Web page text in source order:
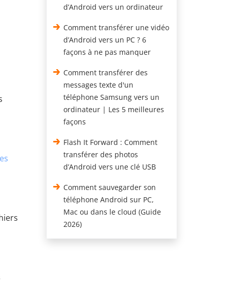
d’Android vers un ordinateur
Comment transférer une vidéo
d’Android vers un PC ? 6
façons à ne pas manquer
Comment transférer des
messages texte d'un
téléphone Samsung vers un
ordinateur | Les 5 meilleures
façons
Flash It Forward : Comment
transférer des photos
d’Android vers une clé USB
Comment sauvegarder son
téléphone Android sur PC,
Mac ou dans le cloud (Guide
2026)